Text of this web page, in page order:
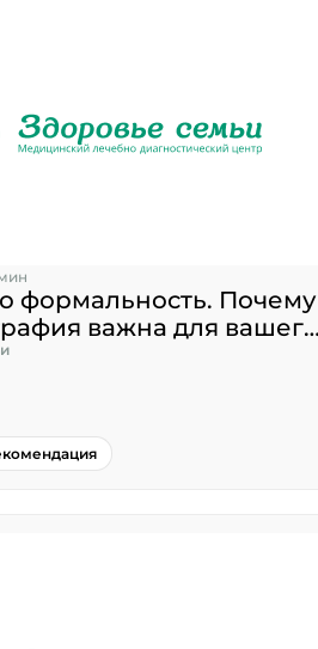
формальность. Почему
важна для вашего